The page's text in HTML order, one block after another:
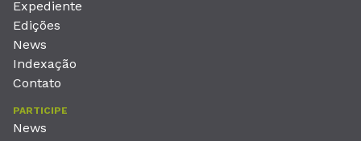
Expediente
Edições
News
Indexação
Contato
PARTICIPE
News